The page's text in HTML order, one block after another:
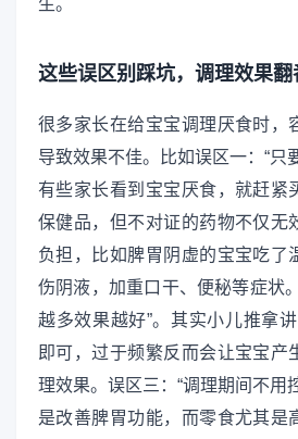
这些误区别踩坑，调理效果翻
很多家长在给宝宝调理厌食时，
导致效果不佳。比如误区一：“只
有些家长看到宝宝厌食，就赶紧
保健品，但不对证的药物不仅无
负担，比如脾胃阴虚的宝宝吃了
伤阴液，加重口干、便秘等症状
越多效果越好”。其实小儿推拿
即可，过于频繁反而会让宝宝产
理效果。误区三：“调理期间不用
是改善脾胃功能，而零食尤其是